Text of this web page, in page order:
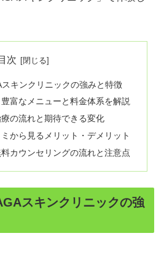
次
キンクリニックの強みと特徴
富なメニューと料金体系を解説
の流れと期待できる変化
から見るメリット・デメリット
カウンセリングの流れと注意点
スキンクリニックの強